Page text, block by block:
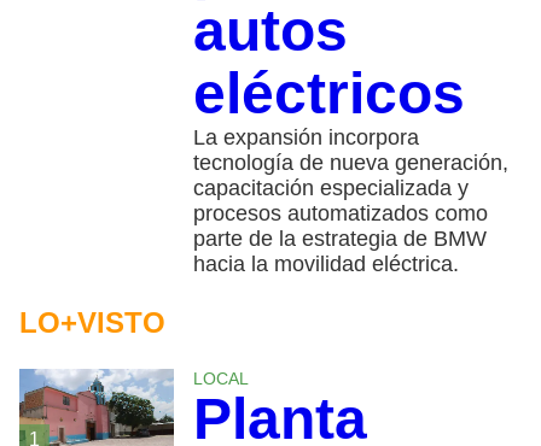
autos
eléctricos
La expansión incorpora
tecnología de nueva generación,
capacitación especializada y
procesos automatizados como
parte de la estrategia de BMW
hacia la movilidad eléctrica.
LO+VISTO
1
LOCAL
Planta